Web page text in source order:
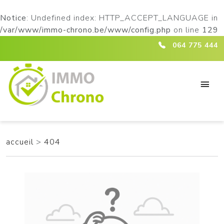
Notice: Undefined index: HTTP_ACCEPT_LANGUAGE in
/var/www/immo-chrono.be/www/config.php on line 129
064 775 444
accueil > 404